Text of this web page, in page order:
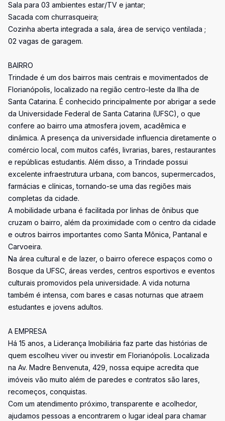
Sala para 03 ambientes estar/TV e jantar;
Sacada com churrasqueira;
Cozinha aberta integrada a sala, área de serviço ventilada ;
02 vagas de garagem.
BAIRRO
Trindade é um dos bairros mais centrais e movimentados de
Florianópolis, localizado na região centro-leste da Ilha de
Santa Catarina. É conhecido principalmente por abrigar a sede
da Universidade Federal de Santa Catarina (UFSC), o que
confere ao bairro uma atmosfera jovem, acadêmica e
dinâmica. A presença da universidade influencia diretamente o
comércio local, com muitos cafés, livrarias, bares, restaurantes
e repúblicas estudantis. Além disso, a Trindade possui
excelente infraestrutura urbana, com bancos, supermercados,
farmácias e clínicas, tornando-se uma das regiões mais
completas da cidade.
A mobilidade urbana é facilitada por linhas de ônibus que
cruzam o bairro, além da proximidade com o centro da cidade
e outros bairros importantes como Santa Mônica, Pantanal e
Carvoeira.
Na área cultural e de lazer, o bairro oferece espaços como o
Bosque da UFSC, áreas verdes, centros esportivos e eventos
culturais promovidos pela universidade. A vida noturna
também é intensa, com bares e casas noturnas que atraem
estudantes e jovens adultos.
A EMPRESA
Há 15 anos, a Liderança Imobiliária faz parte das histórias de
quem escolheu viver ou investir em Florianópolis. Localizada
na Av. Madre Benvenuta, 429, nossa equipe acredita que
imóveis vão muito além de paredes e contratos são lares,
recomeços, conquistas.
Com um atendimento próximo, transparente e acolhedor,
ajudamos pessoas a encontrarem o lugar ideal para chamar